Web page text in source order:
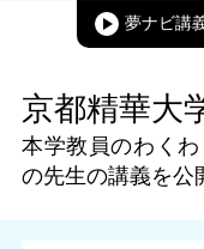
夢ナビ講
京都精華大
本学教員のわく
の先生の講義を公